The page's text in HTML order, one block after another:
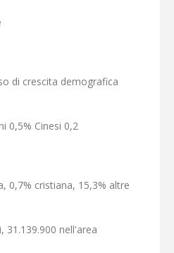
di crescita demografica
0,5% Cinesi 0,2
0,7% cristiana, 15,3% altre
31.139.900 nell'area